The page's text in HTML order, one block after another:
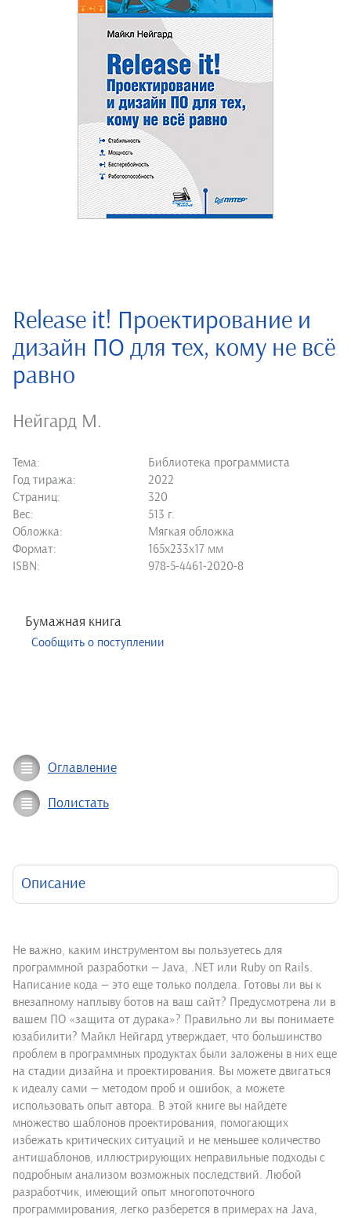
Release it! Проектирование и
дизайн ПО для тех, кому не всё
равно
Нейгард М.
Тема:
Библиотека программиста
Год тиража:
2022
Страниц:
320
Вес:
513 г.
Обложка:
Мягкая обложка
Формат:
165х233х17 мм
ISBN:
978-5-4461-2020-8
Бумажная книга
Сообщить о поступлении
Оглавление
Полистать
Описание
Не важно, каким инструментом вы пользуетесь для
программной разработки — Java, .NET или Ruby on Rails.
Написание кода — это еще только полдела. Готовы ли вы к
внезапному наплыву ботов на ваш сайт? Предусмотрена ли в
вашем ПО «защита от дурака»? Правильно ли вы понимаете
юзабилити? Майкл Нейгард утверждает, что большинство
проблем в программных продуктах были заложены в них еще
на стадии дизайна и проектирования. Вы можете двигаться
к идеалу сами — методом проб и ошибок, а можете
использовать опыт автора. В этой книге вы найдете
множество шаблонов проектирования, помогающих
избежать критических ситуаций и не меньшее количество
антишаблонов, иллюстрирующих неправильные подходы с
подробным анализом возможных последствий. Любой
разработчик, имеющий опыт многопоточного
программирования, легко разберется в примерах на Java,